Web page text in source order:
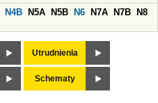
N4B N5A N5B N6 N7A N7B
N8
Utrudnienia
Schematy